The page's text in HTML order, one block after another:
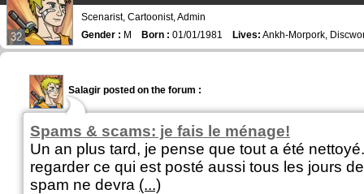
32
Scenarist, Cartoonist, Admin
Gender : M Born : 01/01/1981 Lives: Ankh-Morpork,
Salagir posted on the forum :
Spams & scams: je fais le ménage!
Un an plus tard, je pense que tout a été
regarder ce qui est posté aussi tous les jours
spam ne devra (...)